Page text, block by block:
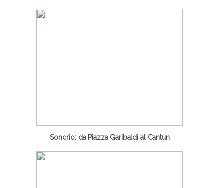
Sondrio: da Piazza Garibaldi al Cantun